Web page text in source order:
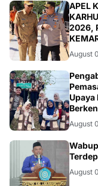
BERITA
APEL
2026,
August
ARTIKEL
Upaya
August
August